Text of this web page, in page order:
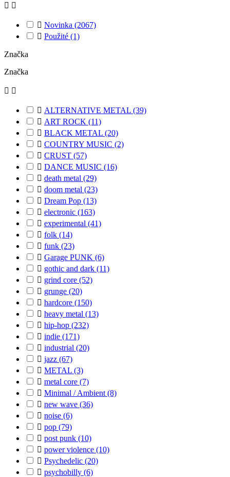
 
 Novinka (2067)
 Použité (1)
Značka
Značka
 
 ALTERNATIVE METAL (39)
 ART ROCK (11)
 BLACK METAL (20)
 COUNTRY MUSIC (2)
 CRUST (57)
 DANCE MUSIC (16)
 death metal (29)
 doom metal (23)
 Dream Pop (13)
 electronic (163)
 experimental (41)
 folk (14)
 funk (23)
 Garage PUNK (6)
 gothic and dark (11)
 grind core (52)
 grunge (20)
 hardcore (150)
 heavy metal (13)
 hip-hop (232)
 indie (171)
 industrial (20)
 jazz (67)
 METAL (3)
 metal core (7)
 Minimal / Ambient (8)
 new wave (36)
 noise (6)
 pop (79)
 post punk (10)
 power violence (10)
 Psychedelic (20)
 psychobilly (6)